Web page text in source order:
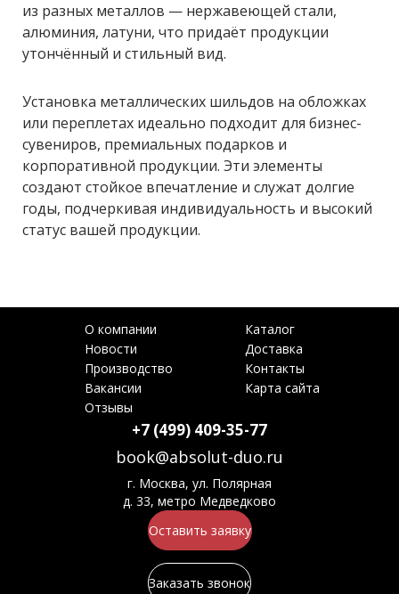
из разных металлов — нержавеющей стали,
алюминия, латуни, что придаёт продукции
утончённый и стильный вид.
Установка металлических шильдов на обложках
или переплетах идеально подходит для бизнес-
сувениров, премиальных подарков и
корпоративной продукции. Эти элементы
создают стойкое впечатление и служат долгие
годы, подчеркивая индивидуальность и высокий
статус вашей продукции.
О компании
Каталог
Новости
Доставка
Производство
Контакты
Вакансии
Карта сайта
Отзывы
+7 (499) 409-35-77
book@absolut-duo.ru
г. Москва, ул. Полярная
д. 33, метро Медведково
Оставить заявку
Заказать звонок